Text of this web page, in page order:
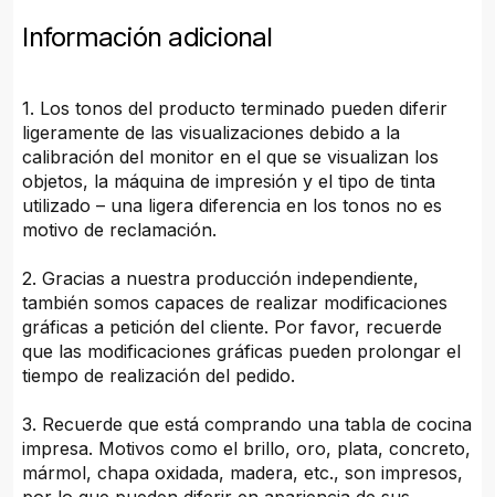
Información adicional
1. Los tonos del producto terminado pueden diferir
ligeramente de las visualizaciones debido a la
calibración del monitor en el que se visualizan los
objetos, la máquina de impresión y el tipo de tinta
utilizado – una ligera diferencia en los tonos no es
motivo de reclamación.
2. Gracias a nuestra producción independiente,
también somos capaces de realizar modificaciones
gráficas a petición del cliente. Por favor, recuerde
que las modificaciones gráficas pueden prolongar el
tiempo de realización del pedido.
3. Recuerde que está comprando una tabla de cocina
impresa. Motivos como el brillo, oro, plata, concreto,
mármol, chapa oxidada, madera, etc., son impresos,